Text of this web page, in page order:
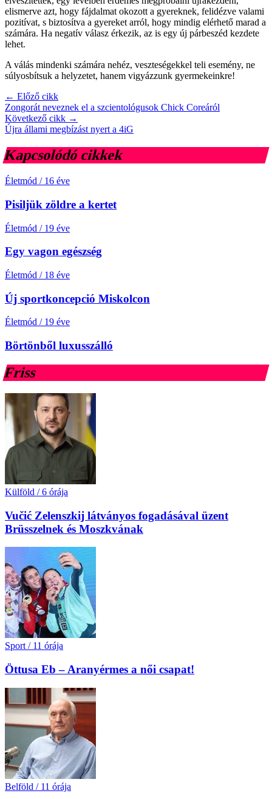
elismerve azt, hogy fájdalmat okozott a gyereknek, felidézve valami
pozitívat, s biztosítva a gyereket arról, hogy mindig elérhető marad a
számára. Ha negatív válasz érkezik, az is egy új párbeszéd kezdete
lehet.
A válás mindenki számára nehéz, veszteségekkel teli esemény, ne
súlyosbítsuk a helyzetet, hanem vigyázzunk gyermekeinkre!
← Előző cikk
Zongorát neveznek el a szcientológusok Chick Coreáról
Következő cikk →
Újra állami megbízást nyert a 4iG
Kapcsolódó cikkek
Életmód / 16 éve
Pisiljük zöldre a kertet
Életmód / 19 éve
Egy vagon egészség
Életmód / 18 éve
Új sportkoncepció Miskolcon
Életmód / 19 éve
Börtönből luxusszálló
Friss
Külföld / 6 órája
Vučić Zelenszkij látványos fogadásával üzent
Brüsszelnek és Moszkvának
Sport / 11 órája
Öttusa Eb – Aranyérmes a női csapat!
Belföld / 11 órája